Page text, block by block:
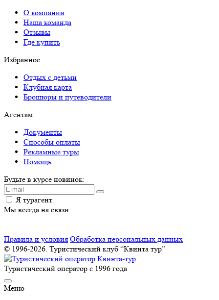
О компании
Наша команда
Отзывы
Где купить
Избранное
Отдых с детьми
Клубная карта
Брошюры и путеводители
Агентам
Документы
Способы оплаты
Рекламные туры
Помощь
Будьте в курсе новинок:
Я турагент
Мы всегда на связи:
Правила и условия Обработка персональных данных
© 1996-2026. Туристический клуб “Квинта тур”
Туристический оператор с 1996 года
Меню